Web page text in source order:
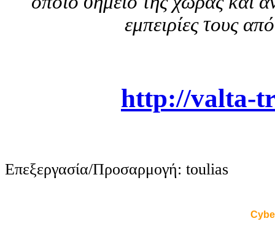
εμπειρίες τους
http://valta-
Επεξεργασία/Προσαρμογή: toulias